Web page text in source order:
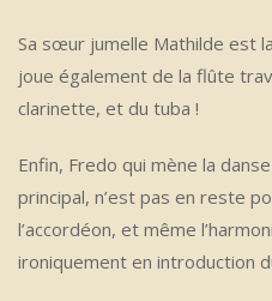
Sa sœur jumelle Mathilde est
joue également de la flûte
clarinette, et du tuba !
Enfin, Fredo qui mène la
principal, n’est pas en reste
l’accordéon, et même
ironiquement en introduction